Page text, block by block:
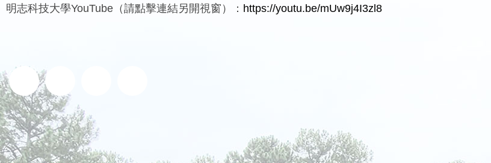
明志科技大學YouTube（請點擊連結另開視窗）： https://youtu.be/mUw9j4I3zl8